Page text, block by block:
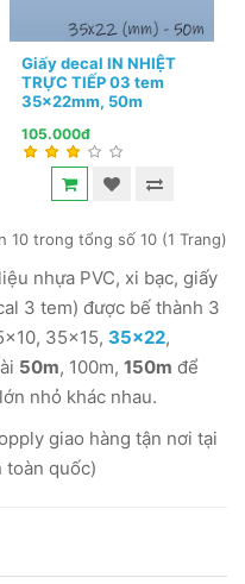
Giấy decal IN NHIỆT
TRỰC TIẾP 03 tem
35x22mm, 50m
105.000đ
10 trong tổng số 10 (1 Trang)
nhựa PVC, xi bạc, giấy
3 tem) được bế thành 3
35x15, 35x22,
50m, 100m, 150m để
lớn nhỏ khác nhau.
giao hàng tận nơi tại
toàn quốc)